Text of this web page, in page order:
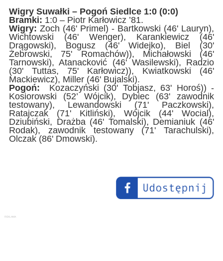
Wigry Suwałki – Pogoń Siedlce 1:0 (0:0)
Bramki: 1:0 – Piotr Karłowicz ’81.
Wigry: Zoch (46' Primel) - Bartkowski (46' Lauryn),
Wichtowski (46' Wenger), Karankiewicz (46'
Drągowski), Bogusz (46' Widejko), Biel (30'
Żebrowski, 75' Romachów)), Michałowski (46'
Tarnowski), Atanacković (46' Wasilewski), Radzio
(30' Tuttas, 75' Karłowicz)), Kwiatkowski (46'
Mackiewicz), Miller (46' Bujalski).
Pogoń: Kozaczyński (30' Tobjasz, 63' Horoś)) -
Kosiorowski (52’ Wójcik), Dybiec (63' zawodnik
testowany), Lewandowski (71' Paczkowski),
Ratajczak (71' Kitliński), Wójcik (44' Wocial),
Dziubiński, Drażba (46' Tomalski), Demianiuk (46'
Rodak), zawodnik testowany (71' Tarachulski),
Olczak (86' Dmowski).